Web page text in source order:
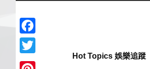
Facebook
Twitter
Hot Topics 娛樂追蹤